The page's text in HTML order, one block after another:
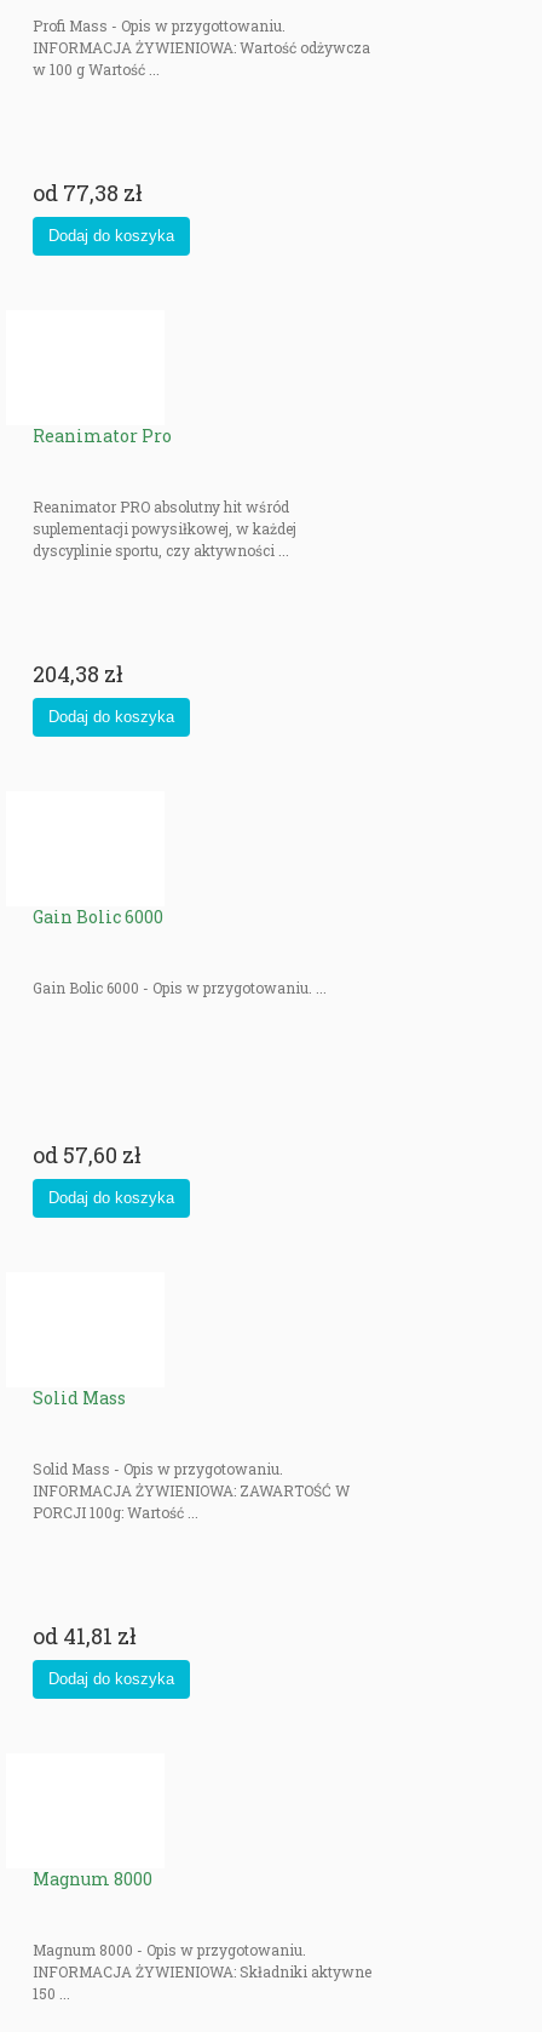
Profi Mass - Opis w przygottowaniu.
INFORMACJA ŻYWIENIOWA: Wartość odżywcza
w 100 g Wartość ...
od 77,38 zł
Reanimator Pro
Reanimator PRO absolutny hit wśród
suplementacji powysiłkowej, w każdej
dyscyplinie sportu, czy aktywności ...
204,38 zł
Gain Bolic 6000
Gain Bolic 6000 - Opis w przygotowaniu. ...
od 57,60 zł
Solid Mass
Solid Mass - Opis w przygotowaniu.
INFORMACJA ŻYWIENIOWA: ZAWARTOŚĆ W
PORCJI 100g: Wartość ...
od 41,81 zł
Magnum 8000
Magnum 8000 - Opis w przygotowaniu.
INFORMACJA ŻYWIENIOWA: Składniki aktywne
150 ...